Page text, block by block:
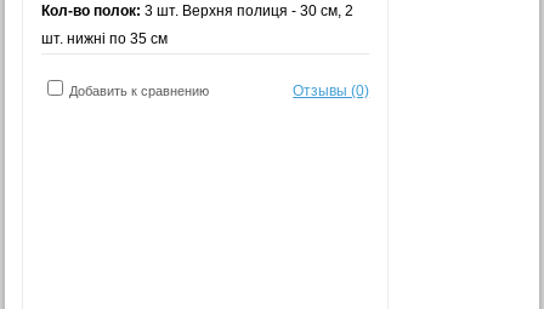
Кол-во полок: 3 шт. Верхня полиця - 30 см, 2
шт. нижні по 35 см
Добавить к сравнению Отзывы (0)